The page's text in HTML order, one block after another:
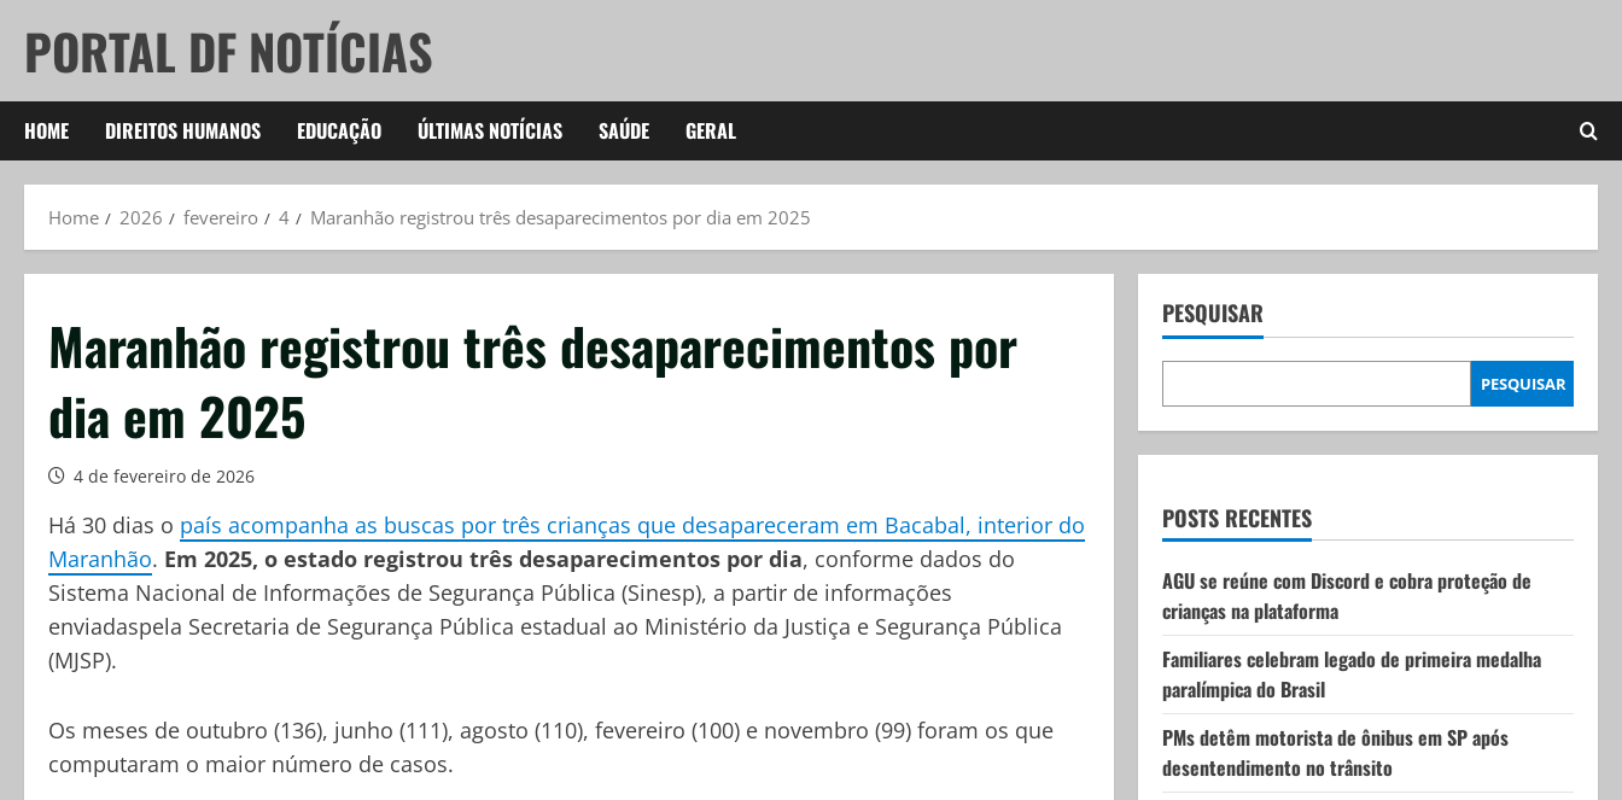
content
PORTAL DF NOTÍCIAS
HOME DIREITOS HUMANOS EDUCAÇÃO ÚLTIMAS NOTÍCIAS SAÚDE GERAL
Home 2026 fevereiro 4 Maranhão registrou três desaparecimentos por dia em 2025
Maranhão registrou três desaparecimentos por
dia em 2025
4 de fevereiro de 2026
Há 30 dias o país acompanha as buscas por três crianças que desapareceram em Bacabal, interior do
Maranhão. Em 2025, o estado registrou três desaparecimentos por dia, conforme dados do
Sistema Nacional de Informações de Segurança Pública (Sinesp), a partir de informações
enviadaspela Secretaria de Segurança Pública estadual ao Ministério da Justiça e Segurança Pública
(MJSP).
Os meses de outubro (136), junho (111), agosto (110), fevereiro (100) e novembro (99) foram os que
computaram o maior número de casos.
PESQUISAR
PESQUISAR
POSTS RECENTES
AGU se reúne com Discord e cobra proteção de
crianças na plataforma
Familiares celebram legado de primeira medalha
paralímpica do Brasil
PMs detêm motorista de ônibus em SP após
desentendimento no trânsito